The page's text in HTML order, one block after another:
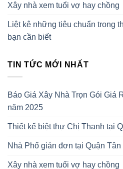
Xây nhà xem tuổi vợ hay chồng
Liệt kê những tiêu chuẩn trong
bạn cần biết
TIN TỨC MỚI NHẤT
Báo Giá Xây Nhà Trọn Gói Giá
năm 2025
Thiết kế biệt thự Chị Thanh tại
Nhà Phố giản đơn tại Quận Tân
Xây nhà xem tuổi vợ hay chồng